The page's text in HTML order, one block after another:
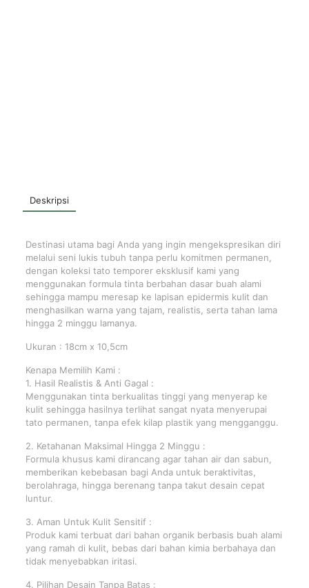
Deskripsi
Destinasi utama bagi Anda yang ingin mengekspresikan diri
melalui seni lukis tubuh tanpa perlu komitmen permanen,
dengan koleksi tato temporer eksklusif kami yang
menggunakan formula tinta berbahan dasar buah alami
sehingga mampu meresap ke lapisan epidermis kulit dan
menghasilkan warna yang tajam, realistis, serta tahan lama
hingga 2 minggu lamanya.
Ukuran : 18cm x 10,5cm
Kenapa Memilih Kami :
1. Hasil Realistis & Anti Gagal :
Menggunakan tinta berkualitas tinggi yang menyerap ke
kulit sehingga hasilnya terlihat sangat nyata menyerupai
tato permanen, tanpa efek kilap plastik yang mengganggu.
2. Ketahanan Maksimal Hingga 2 Minggu :
Formula khusus kami dirancang agar tahan air dan sabun,
memberikan kebebasan bagi Anda untuk beraktivitas,
berolahraga, hingga berenang tanpa takut desain cepat
luntur.
3. Aman Untuk Kulit Sensitif :
Produk kami terbuat dari bahan organik berbasis buah alami
yang ramah di kulit, bebas dari bahan kimia berbahaya dan
tidak menyebabkan iritasi.
4. Pilihan Desain Tanpa Batas :